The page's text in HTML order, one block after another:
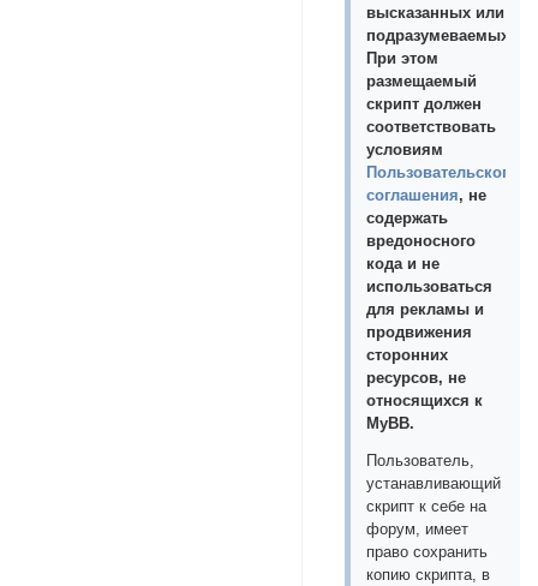
высказанных или
подразумеваемых.
При этом
размещаемый
скрипт должен
соответствовать
условиям
Пользовательского
соглашения, не
содержать
вредоносного
кода и не
использоваться
для рекламы и
продвижения
сторонних
ресурсов, не
относящихся к
MyBB.
Пользователь,
устанавливающий
скрипт к себе на
форум, имеет
право сохранить
копию скрипта, в